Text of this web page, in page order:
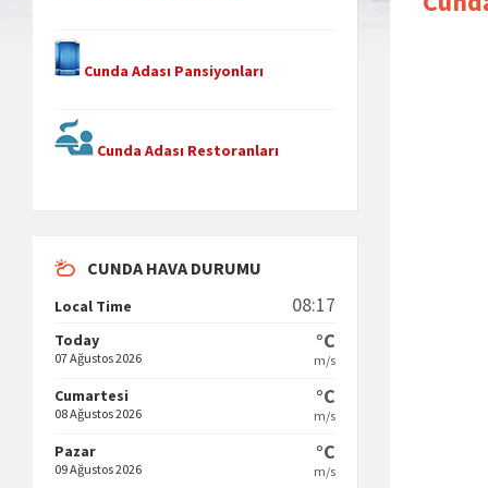
Cunda Adası Pansiyonları
Cunda Adası Restoranları
CUNDA HAVA DURUMU
Local Time 08:17
Today
07 Ağustos 2026
°C
m/s
Cumartesi
08 Ağustos 2026
°C
m/s
Pazar
09 Ağustos 2026
°C
m/s